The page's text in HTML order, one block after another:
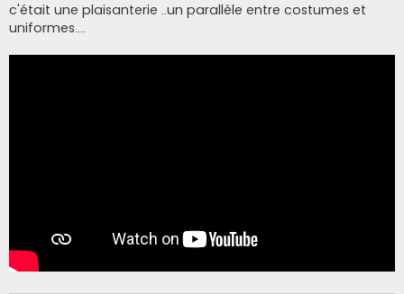
c'était une plaisanterie ..un parallèle entre costumes et
uniformes....